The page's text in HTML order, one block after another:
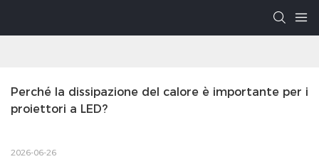
Perché la dissipazione del calore è importante per i
proiettori a LED?
2026-06-26